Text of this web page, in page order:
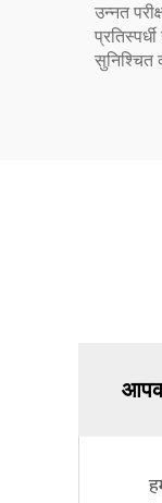
उन्नत
सुनिश्चित